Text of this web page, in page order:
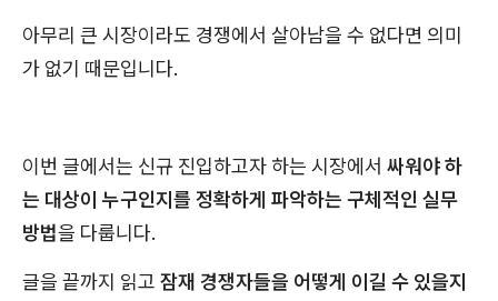
아무리 큰 시장이라도 경쟁에서 살아남을 수 없다면 의미
가 없기 때문입니다.
이번 글에서는 신규 진입하고자 하는 시장에서 싸워야 하
는 대상이 누구인지를 정확하게 파악하는 구체적인 실무
방법을 다룹니다.
글을 끝까지 읽고 잠재 경쟁자들을 어떻게 이길 수 있을지